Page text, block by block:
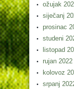
ožujak
siječanj
prosinac
studeni
listopad
rujan 2022
kolovoz
srpanj